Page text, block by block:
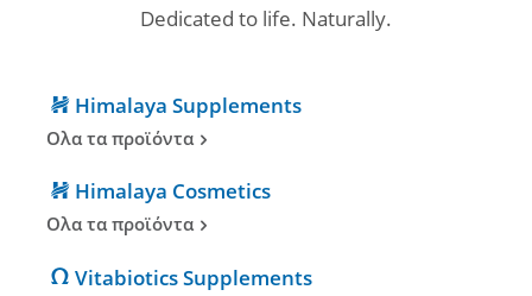
Dedicated to life. Naturally.
Himalaya Supplements
Ολα τα προϊόντα
Himalaya Cosmetics
Ολα τα προϊόντα
Vitabiotics Supplements